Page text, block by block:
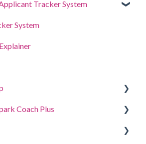
Tracker System
System
Coach Plus